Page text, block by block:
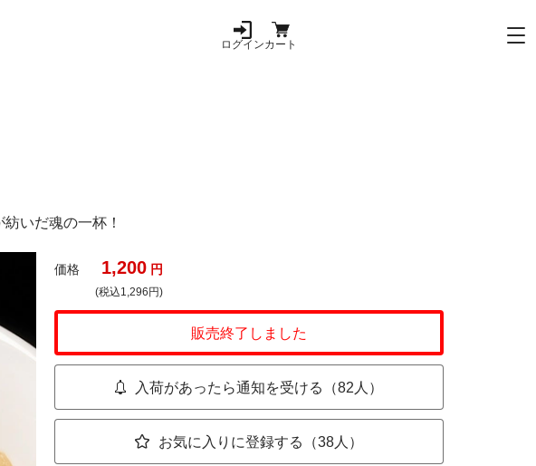
ログインカート
いだ魂の一杯！
価格 1,200 円
(税込1,296円)
販売終了しました
入荷があったら通知を受ける（82人）
お気に入りに登録する（38人）